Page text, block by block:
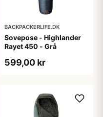
BACKPACKERLIFE.DK
Sovepose - Highlander
Rayet 450 - Grå
599,00 kr